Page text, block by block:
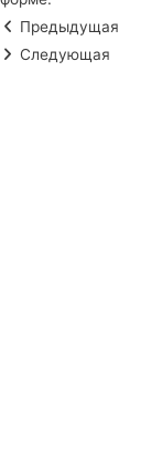
Предыдущая
Следующая